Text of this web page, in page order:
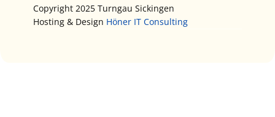
Copyright 2025 Turngau Sickingen
Hosting & Design Höner IT Consulting